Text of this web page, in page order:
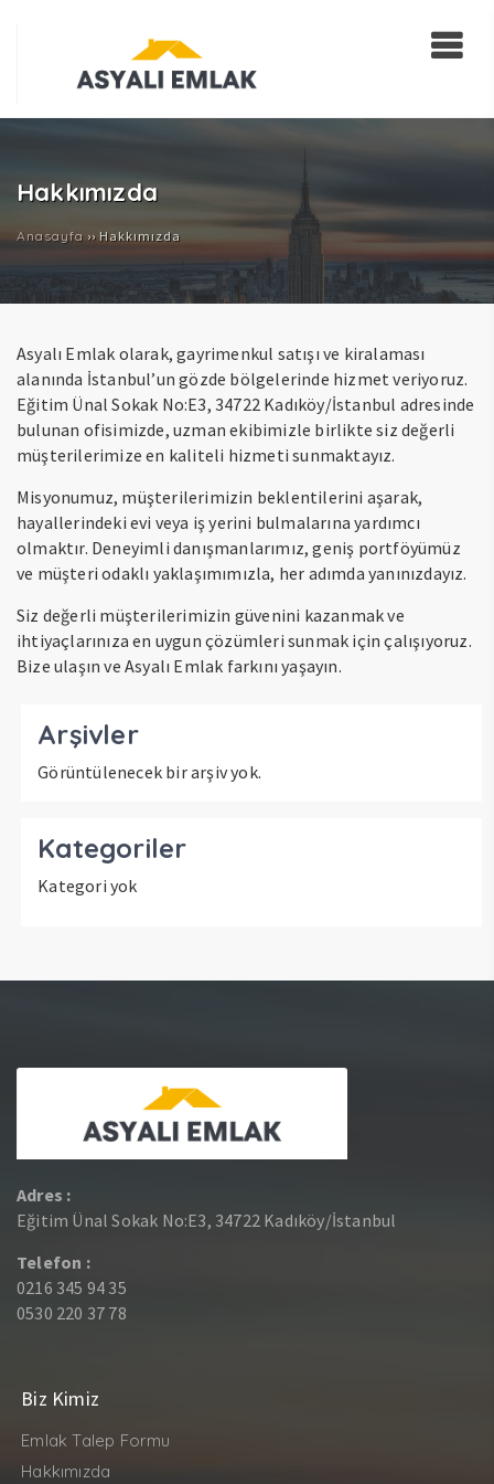
Hakkımızda
Anasayfa ›› Hakkımızda
Asyalı Emlak olarak, gayrimenkul satışı ve kiralaması
alanında İstanbul’un gözde bölgelerinde hizmet veriyoruz.
Eğitim Ünal Sokak No:E3, 34722 Kadıköy/İstanbul adresinde
bulunan ofisimizde, uzman ekibimizle birlikte siz değerli
müşterilerimize en kaliteli hizmeti sunmaktayız.
Misyonumuz, müşterilerimizin beklentilerini aşarak,
hayallerindeki evi veya iş yerini bulmalarına yardımcı
olmaktır. Deneyimli danışmanlarımız, geniş portföyümüz
ve müşteri odaklı yaklaşımımızla, her adımda yanınızdayız.
Siz değerli müşterilerimizin güvenini kazanmak ve
ihtiyaçlarınıza en uygun çözümleri sunmak için çalışıyoruz.
Bize ulaşın ve Asyalı Emlak farkını yaşayın.
Arşivler
Görüntülenecek bir arşiv yok.
Kategoriler
Kategori yok
Adres :
Eğitim Ünal Sokak No:E3, 34722 Kadıköy/İstanbul
Telefon :
0216 345 94 35
0530 220 37 78
Biz Kimiz
Emlak Talep Formu
Hakkımızda